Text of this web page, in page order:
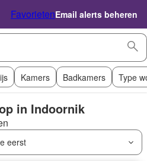
FavorietenEmail alerts beheren
Kamers Badkamers Type
in Indoornik
eerst